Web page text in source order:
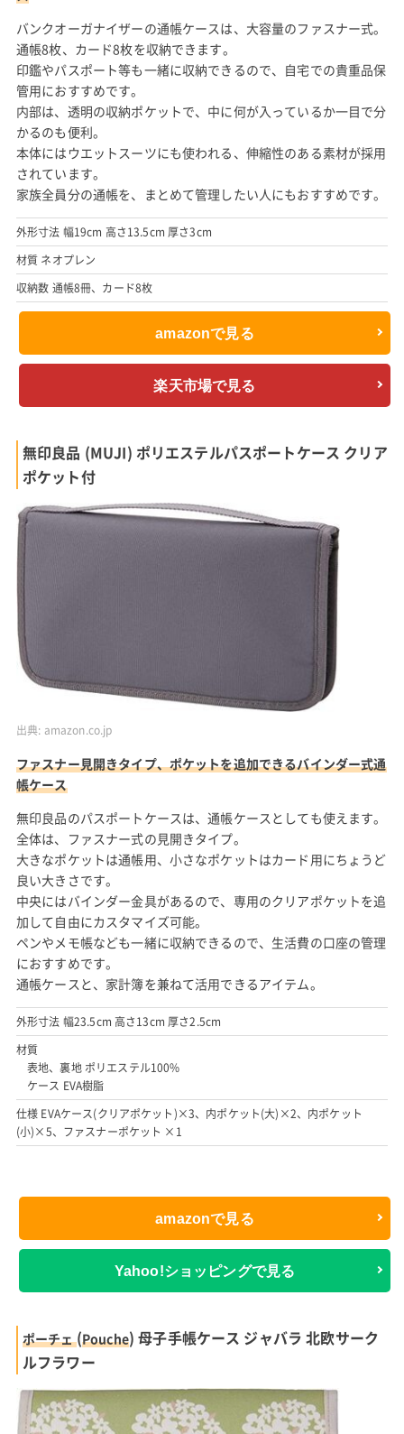
バンクオーガナイザーの通帳ケースは、大容量のファスナー式。
通帳8枚、カード8枚を収納できます。
印鑑やパスポート等も一緒に収納できるので、自宅での貴重品保
管用におすすめです。
内部は、透明の収納ポケットで、中に何が入っているか一目で分
かるのも便利。
本体にはウエットスーツにも使われる、伸縮性のある素材が採用
されています。
家族全員分の通帳を、まとめて管理したい人にもおすすめです。
外形寸法 幅19cm 高さ13.5cm 厚さ3cm
材質 ネオプレン
収納数 通帳8冊、カード8枚
amazonで見る
楽天市場で見る
無印良品 (MUJI) ポリエステルパスポートケース クリア
ポケット付
出典: amazon.co.jp
ファスナー見開きタイプ、ポケットを追加できるバインダー式通
帳ケース
無印良品のパスポートケースは、通帳ケースとしても使えます。
全体は、ファスナー式の見開きタイプ。
大きなポケットは通帳用、小さなポケットはカード用にちょうど
良い大きさです。
中央にはバインダー金具があるので、専用のクリアポケットを追
加して自由にカスタマイズ可能。
ペンやメモ帳なども一緒に収納できるので、生活費の口座の管理
におすすめです。
通帳ケースと、家計簿を兼ねて活用できるアイテム。
外形寸法 幅23.5cm 高さ13cm 厚さ2.5cm
材質
表地、裏地 ポリエステル100%
ケース EVA樹脂
仕様 EVAケース(クリアポケット)×3、内ポケット(大)×2、内ポケット
(小)×5、ファスナーポケット ×1
amazonで見る
Yahoo!ショッピングで見る
ポーチェ(Pouche) 母子手帳ケース ジャバラ 北欧サーク
ルフラワー